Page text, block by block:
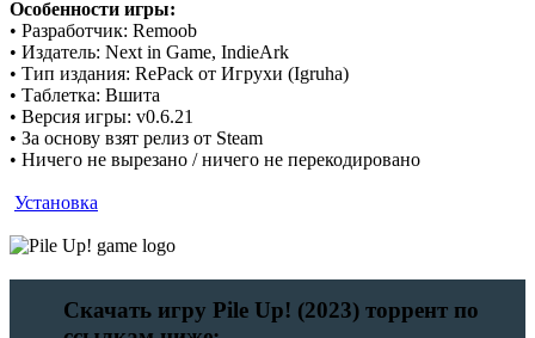
Особенности игры:
• Разработчик: Remoob
• Издатель: Next in Game, IndieArk
• Тип издания: RePack от Игрухи (Igruha)
• Таблетка: Вшита
• Версия игры: v0.6.21
• За основу взят релиз от Steam
• Ничего не вырезано / ничего не перекодировано
Установка
Скачать игру Pile Up! (2023) торрент по